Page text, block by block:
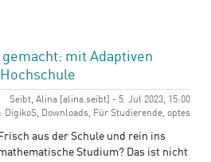
mit Adaptiven
Seibt, Alina [alina.seibt] - 5. Jul 2023, 15:00
DigikoS, Downloads, Für Studierende, optes
Frisch aus der Schule und rein ins
Studium? Das ist nicht